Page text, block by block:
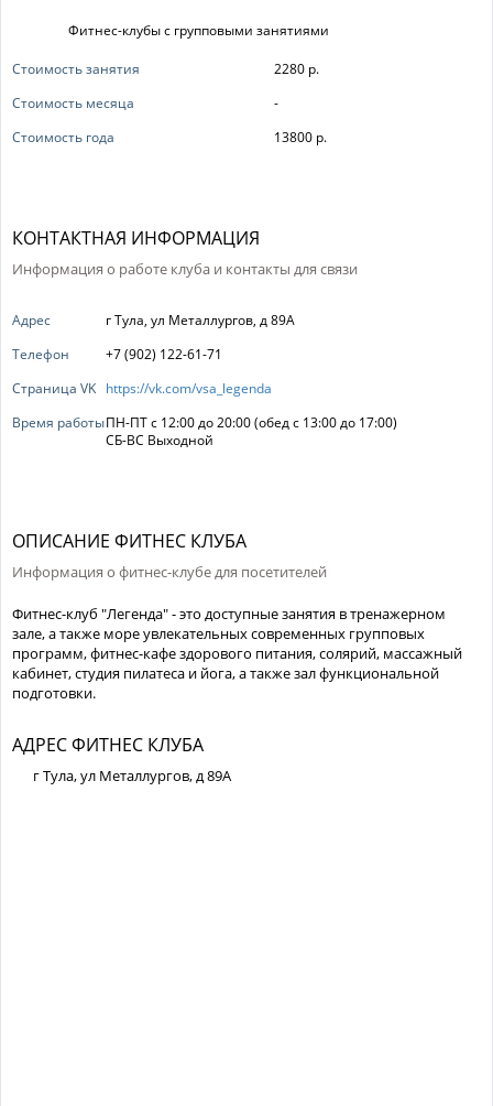
Фитнес-клубы с групповыми занятиями
Стоимость занятия
2280 р.
Стоимость месяца
-
Стоимость года
13800 р.
КОНТАКТНАЯ ИНФОРМАЦИЯ
Информация о работе клуба и контакты для связи
Адрес
г Тула, ул Металлургов, д 89А
Телефон
+7 (902) 122-61-71
Страница VK https://vk.com/vsa_legenda
Время работыПН-ПТ с 12:00 до 20:00 (обед с 13:00 до 17:00)
СБ-ВС Выходной
ОПИСАНИЕ ФИТНЕС КЛУБА
Информация о фитнес-клубе для посетителей
Фитнес-клуб "Легенда" - это доступные занятия в тренажерном
зале, а также море увлекательных современных групповых
программ, фитнес-кафе здорового питания, солярий, массажный
кабинет, студия пилатеса и йога, а также зал функциональной
подготовки.
АДРЕС ФИТНЕС КЛУБА
г Тула, ул Металлургов, д 89А